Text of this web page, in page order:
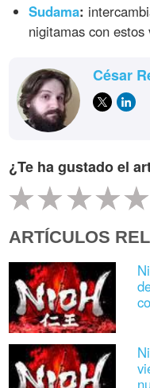
Sudama:
nigitamas con
César
¿Te ha gustado el
ARTÍCULOS